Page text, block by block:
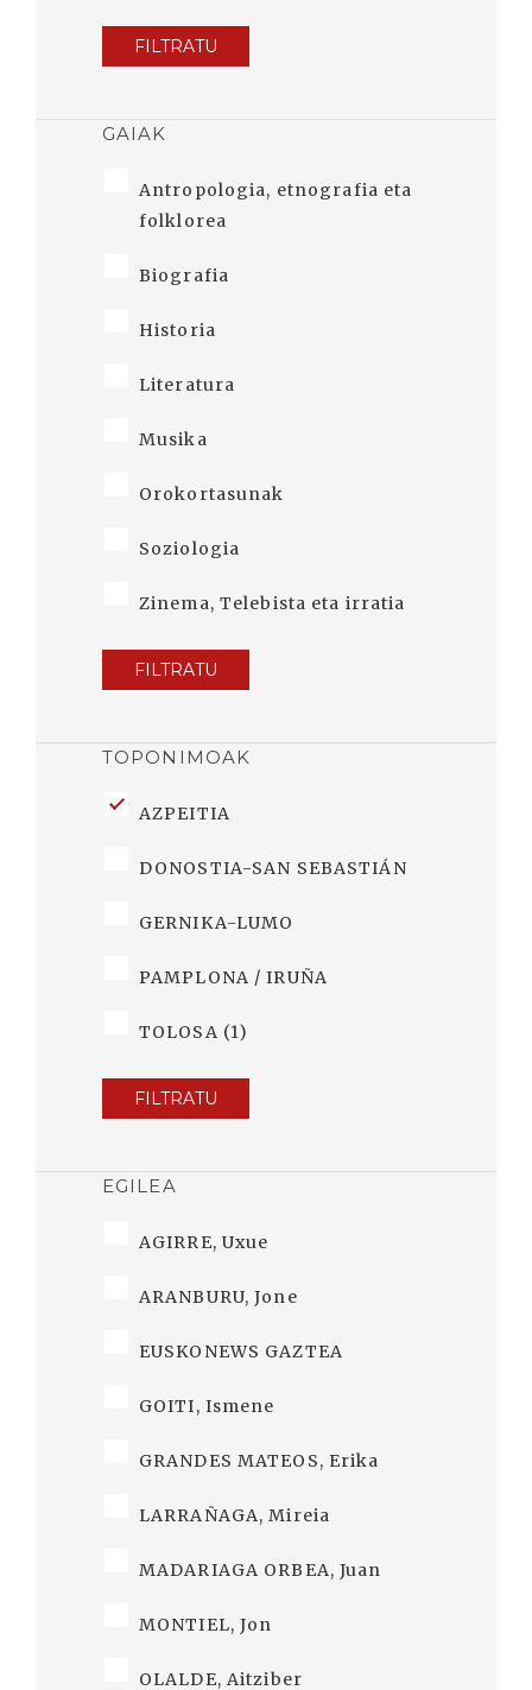
FILTRATU
GAIAK
Antropologia, etnografia eta
folklorea
Biografia
Historia
Literatura
Musika
Orokortasunak
Soziologia
Zinema, Telebista eta irratia
FILTRATU
TOPONIMOAK
AZPEITIA
DONOSTIA-SAN SEBASTIÁN
GERNIKA-LUMO
PAMPLONA / IRUÑA
TOLOSA (1)
FILTRATU
EGILEA
AGIRRE, Uxue
ARANBURU, Jone
EUSKONEWS GAZTEA
GOITI, Ismene
GRANDES MATEOS, Erika
LARRAÑAGA, Mireia
MADARIAGA ORBEA, Juan
MONTIEL, Jon
OLALDE, Aitziber